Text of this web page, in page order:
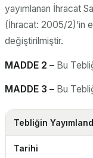
yayımlanan İhracat
(İhracat: 2005/2)’in
değiştirilmiştir.
MADDE 2 – Bu
MADDE 3 – Bu
Tebliğin
Tarihi